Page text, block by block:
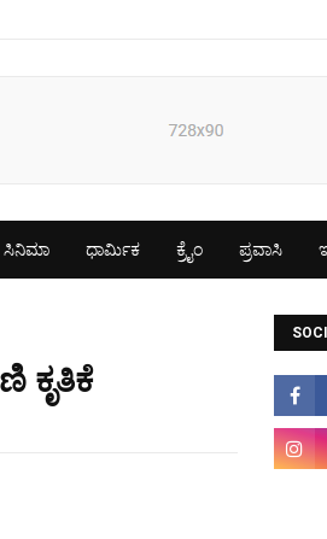
ಸಿನಿಮಾ ಧಾರ್ಮಿಕ ಕ್ರೈಂ ಪ್ರವಾಸಿ
ಕೃತಿಕೆ